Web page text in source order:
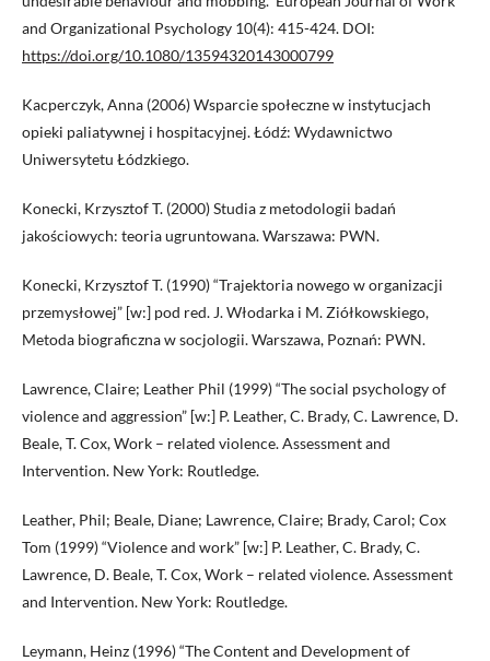
and Organizational Psychology 10(4): 415-424. DOI:
https://doi.org/10.1080/13594320143000799
Kacperczyk, Anna (2006) Wsparcie społeczne w instytucjach
opieki paliatywnej i hospitacyjnej. Łódź: Wydawnictwo
Uniwersytetu Łódzkiego.
Konecki, Krzysztof T. (2000) Studia z metodologii badań
jakościowych: teoria ugruntowana. Warszawa: PWN.
Konecki, Krzysztof T. (1990) “Trajektoria nowego w organizacji
przemysłowej” [w:] pod red. J. Włodarka i M. Ziółkowskiego,
Metoda biograficzna w socjologii. Warszawa, Poznań: PWN.
Lawrence, Claire; Leather Phil (1999) “The social psychology of
violence and aggression” [w:] P. Leather, C. Brady, C. Lawrence, D.
Beale, T. Cox, Work – related violence. Assessment and
Intervention. New York: Routledge.
Leather, Phil; Beale, Diane; Lawrence, Claire; Brady, Carol; Cox
Tom (1999) “Violence and work” [w:] P. Leather, C. Brady, C.
Lawrence, D. Beale, T. Cox, Work – related violence. Assessment
and Intervention. New York: Routledge.
Leymann, Heinz (1996) “The Content and Development of